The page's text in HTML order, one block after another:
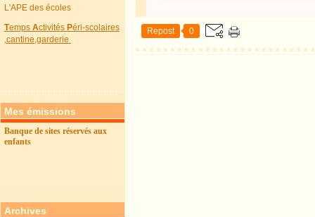
L'APE des écoles
TempsActivitésPéri-scolaires
,cantine,garderie
Mes émissions
Banque de sites réservés aux
enfants
Archives
Repost 0